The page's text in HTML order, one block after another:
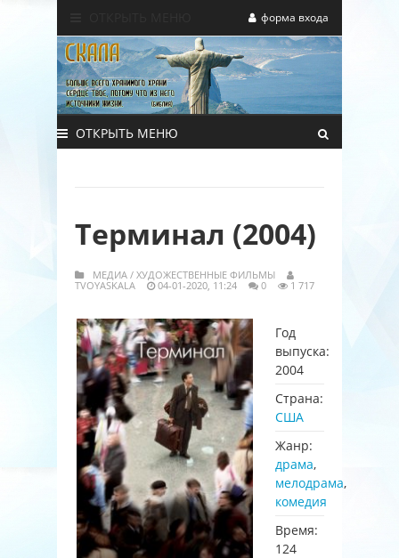
форма входа
ОТКРЫТЬ МЕНЮ
Терминал (2004)
МЕДИА / ХУДОЖЕСТВЕННЫЕ ФИЛЬМЫ
TVOYASKALA
04-01-2020, 11:24 0 1 717
Год
выпуска:
2004
Страна:
США
Жанр:
драма,
мелодрама,
комедия
Время:
124